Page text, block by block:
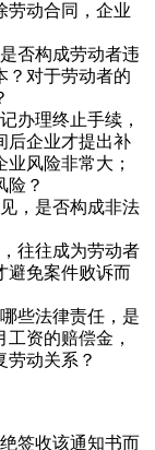
劳动合同，企业
否构成劳动者违
？对于劳动者的
办理终止手续，
后企业才提出补
风险非常大；
险？
，是否构成非法
往往成为劳动者
避免案件败诉而
些法律责任，是
资的赔偿金，
劳动关系？
签收该通知书而